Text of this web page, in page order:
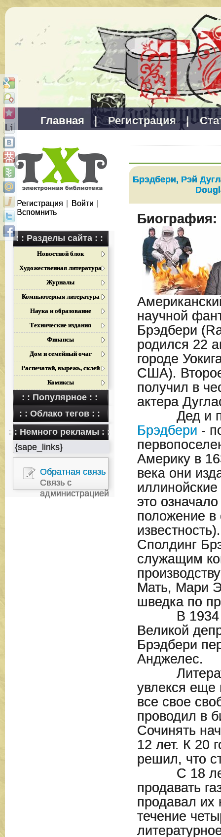
Главная | Регистрация |
Регистрация Войти
Вспомнить
: : Разделы сайта : :
Новостной блок
Художественная литература
Журналы
Компьютерная литература
Наука и образование
Технические издания
Финансы
Дом и семейный очаг
Распечатай, вырежь, склей
Комиксы
: : Популярное : :
: : Облако тегов : :
: : Немного рекламы : :
{sape_links}
Обратная связь
Связь с
администрацией
Брэдбери, Рэй
Биография:
научной
Брэдбери
родился 22
городе
США).
получил в
актера
Дед и
Брэдбери -
Америку в
века они
это
положение в
Сполдинг
служащим
Мать, Мари
шведка по
В 1934
Великой
Брэдбери
Анджелес.
увлекся
все свое
проводил в
Сочинять
12 лет. К 20
решил, что
С 18 лет
продавать
продавал их
течение